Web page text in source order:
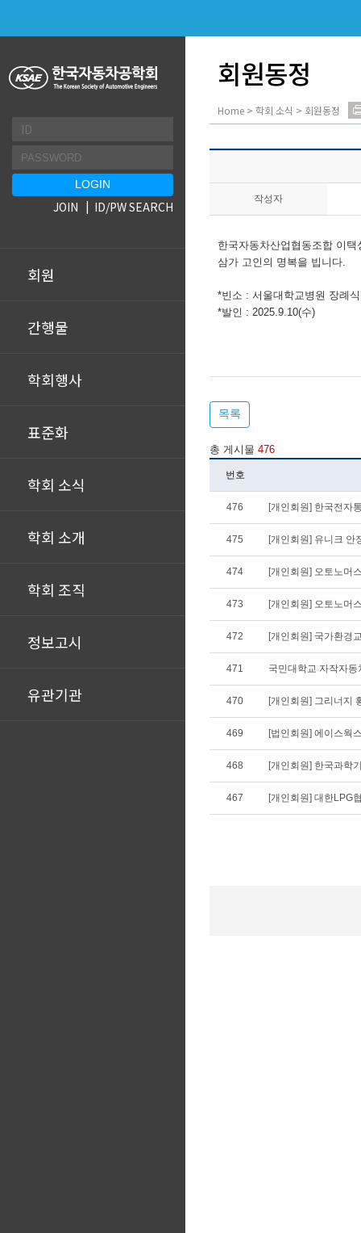
회원
간행물
학회행사
표준화
학회 소식
학회 소개
학회 조직
정보고시
유관기관
JOIN ID/PW SEARCH
회원동정
Home > 학회 소식 > 회원동정
작성자
한국자동차산업협동조합 이
삼가 고인의 명복을 빕니다.
*빈소 : 서울대학교병원 장례
*발인 : 2025.9.10(수)
목록
총 게시물 476
번호
476 [개인회원] 한국전자
475 [개인회원] 유니크 안
474 [개인회원] 오토노머
473 [개인회원] 오토노머
472 [개인회원] 국가환경
471 국민대학교 자작자
470 [개인회원] 그리너지
469 [법인회원] 에이스웍
468 [개인회원] 한국과학
467 [개인회원] 대한LPG